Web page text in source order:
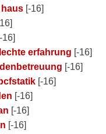
[-16]
erfahrung [-16]
[-16]
[-16]
[-16]
[-16]
[-16]